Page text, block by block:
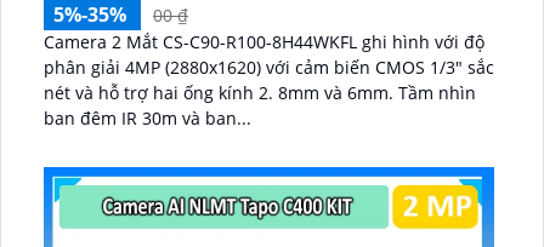
5%-35%
00 ₫
Camera 2 Mắt CS-C90-R100-8H44WKFL ghi hình với độ
phân giải 4MP (2880x1620) với cảm biến CMOS 1/3" sắc
nét và hỗ trợ hai ống kính 2. 8mm và 6mm. Tầm nhìn
ban đêm IR 30m và ban...